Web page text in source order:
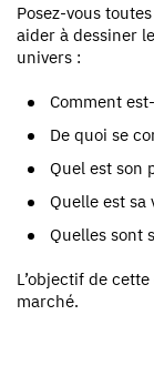
Posez-vous
aider à dessiner
univers :
Comment
De quoi se
Quel est son
Quelle est sa
Quelles sont
L’objectif de
marché.